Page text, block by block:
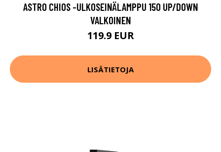
ASTRO CHIOS -ULKOSEINÄLAMPPU 150 UP/DOWN
VALKOINEN
119.9 EUR
LISÄTIETOJA